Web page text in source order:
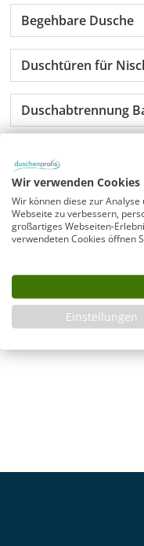
Begehbare Dusche
Duschtüren für
Duschabtrennung
Kostenlose
089 - 818
Wir verwenden Cookies
Wir können diese zur
Webseite zu verbessern,
großartiges Webseiten-
verwendeten Cookies öffnen
Einstellungen